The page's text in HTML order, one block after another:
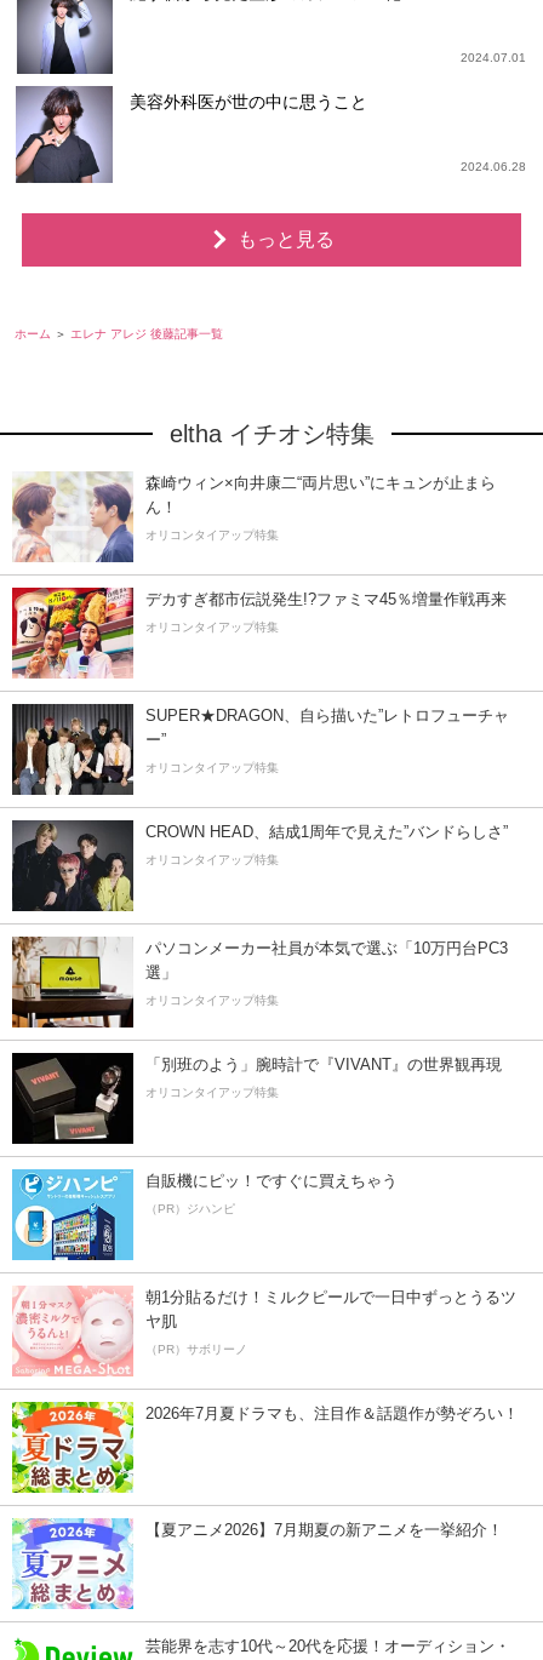
2024.07.01
美容外科医が世の中に思うこと
2024.06.28
もっと見る
ホーム エレナ アレジ 後藤記事一覧
eltha イチオシ特集
森崎ウィン×向井康二“両片思い”にキュンが止まら
ん！
オリコンタイアップ特集
デカすぎ都市伝説発生!?ファミマ45％増量作戦再来
オリコンタイアップ特集
SUPER★DRAGON、自ら描いた”レトロフューチャ
ー”
オリコンタイアップ特集
CROWN HEAD、結成1周年で見えた”バンドらしさ”
オリコンタイアップ特集
パソコンメーカー社員が本気で選ぶ「10万円台PC3
選」
オリコンタイアップ特集
「別班のよう」腕時計で『VIVANT』の世界観再現
オリコンタイアップ特集
自販機にピッ！ですぐに買えちゃう
（PR）ジハンピ
朝1分貼るだけ！ミルクピールで一日中ずっとうるツ
ヤ肌
（PR）サボリーノ
2026年7月夏ドラマも、注目作＆話題作が勢ぞろい！
【夏アニメ2026】7月期夏の新アニメを一挙紹介！
芸能界を志す10代～20代を応援！オーディション・